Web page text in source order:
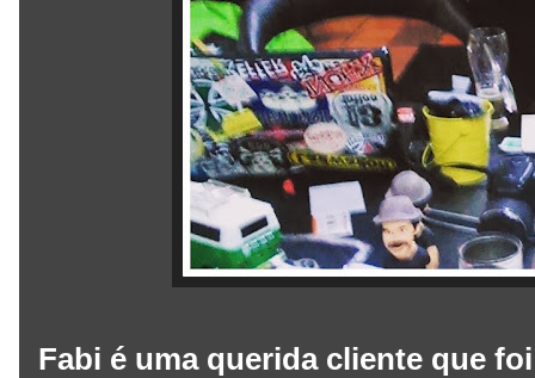
Fabi é uma querida cliente que